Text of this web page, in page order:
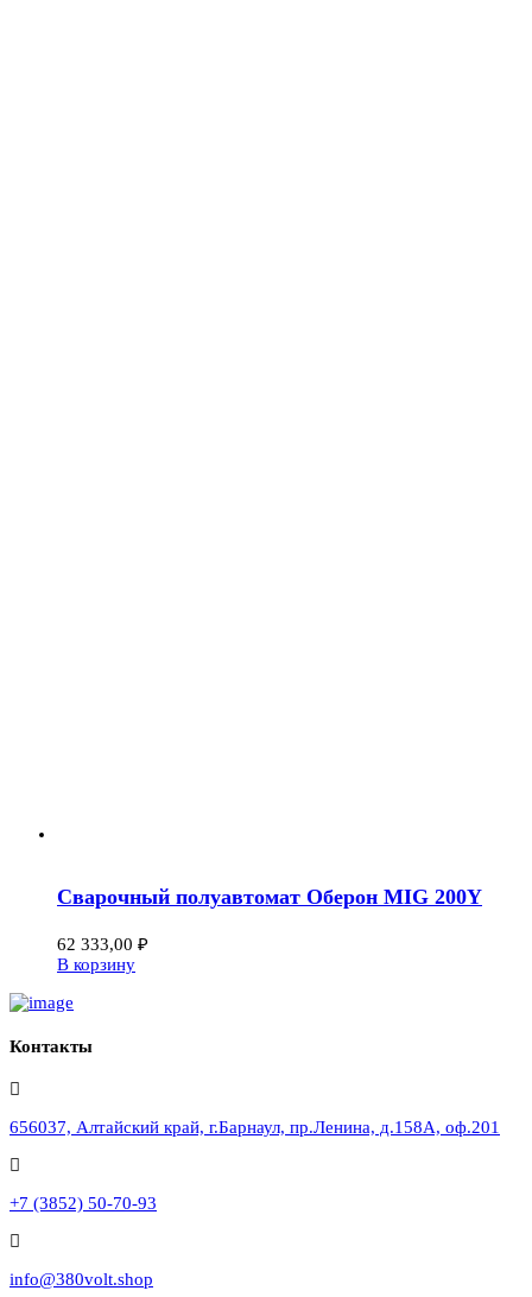
Сварочный полуавтомат Оберон MIG 200Y
62 333,00 ₽
В корзину
Контакты
656037, Алтайский край, г.Барнаул, пр.Ленина, д.158А, оф.201
+7 (3852) 50-70-93
info@380volt.shop